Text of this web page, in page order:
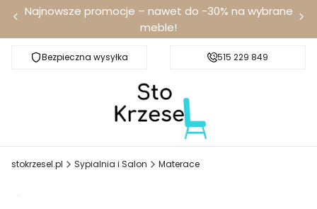
Najnowsze promocje – nawet do -30% na wybrane
meble!
Bezpieczna wysyłka Darmowa dostawa od 100 zł
515 229 849
stokrzesel.pl Sypialnia i Salon Materace
Promocja